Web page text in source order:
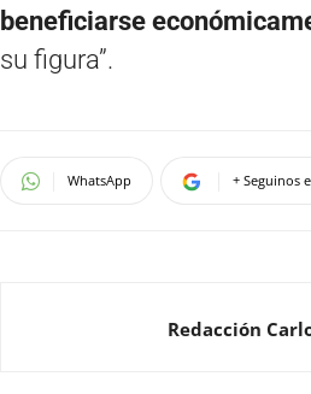
beneficiarse
su figura”.
WhatsApp + Seguinos
Redacción